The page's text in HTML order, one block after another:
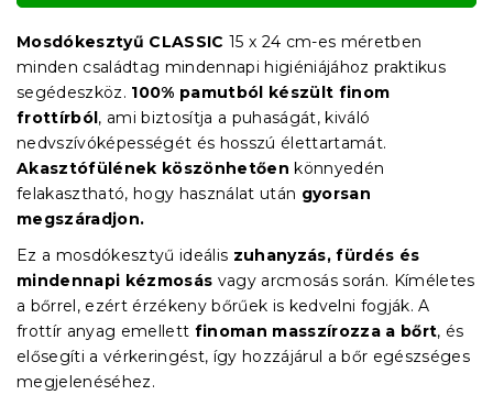
Mosdókesztyű CLASSIC 15 x 24 cm-es méretben
minden családtag mindennapi higiéniájához praktikus
segédeszköz. 100% pamutból készült finom
frottírból, ami biztosítja a puhaságát, kiváló
nedvszívóképességét és hosszú élettartamát.
Akasztófülének köszönhetően könnyedén
felakasztható, hogy használat után gyorsan
megszáradjon.
Ez a mosdókesztyű ideális zuhanyzás, fürdés és
mindennapi kézmosás vagy arcmosás során. Kíméletes
a bőrrel, ezért érzékeny bőrűek is kedvelni fogják. A
frottír anyag emellett finoman masszírozza a bőrt, és
elősegíti a vérkeringést, így hozzájárul a bőr egészséges
megjelenéséhez.